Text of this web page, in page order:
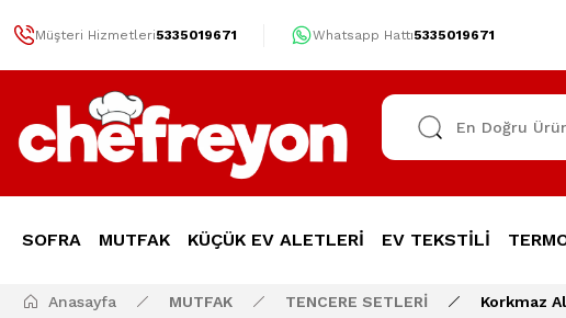
Müşteri Hizmetleri5335019671 Whatsapp Hattı5335019671
SOFRA MUTFAK KÜÇÜK EV ALETLERİ EV TEKSTİLİ
Anasayfa MUTFAK TENCERE SETLERİ Korkmaz